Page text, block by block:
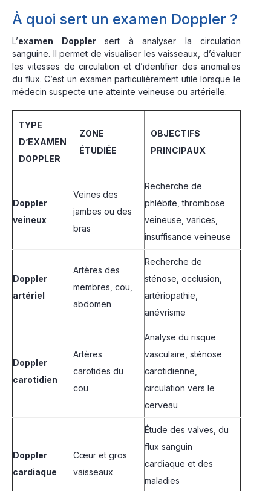
À quoi sert un examen Doppler ?
L’examen Dopplersert à analyser la circulation
sanguine. Il permet de visualiser les vaisseaux, d’évaluer
les vitesses de circulation et d’identifier des anomalies
du flux. C’est un examen particulièrement utile lorsque le
médecin suspecte une atteinte veineuse ou artérielle.
TYPE
D’EXAMEN
DOPPLER
ZONE
ÉTUDIÉE
OBJECTIFS
PRINCIPAUX
Doppler
veineux
Veines des
jambes ou des
bras
Recherche de
phlébite, thrombose
veineuse, varices,
insuffisance veineuse
Doppler
artériel
Artères des
membres, cou,
abdomen
Recherche de
sténose, occlusion,
artériopathie,
anévrisme
Doppler
carotidien
Artères
carotides du
cou
Analyse du risque
vasculaire, sténose
carotidienne,
circulation vers le
cerveau
Doppler
cardiaque
Cœur et gros
vaisseaux
Étude des valves, du
flux sanguin
cardiaque et des
maladies